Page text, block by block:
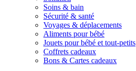
Soins & bain
Sécurité & santé
Voyages & déplacements
Aliments pour bébé
Jouets pour bébé et tout-petits
Coffrets cadeaux
Bons & Cartes cadeaux